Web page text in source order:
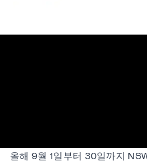
올해 9월 1일부터 30일까지